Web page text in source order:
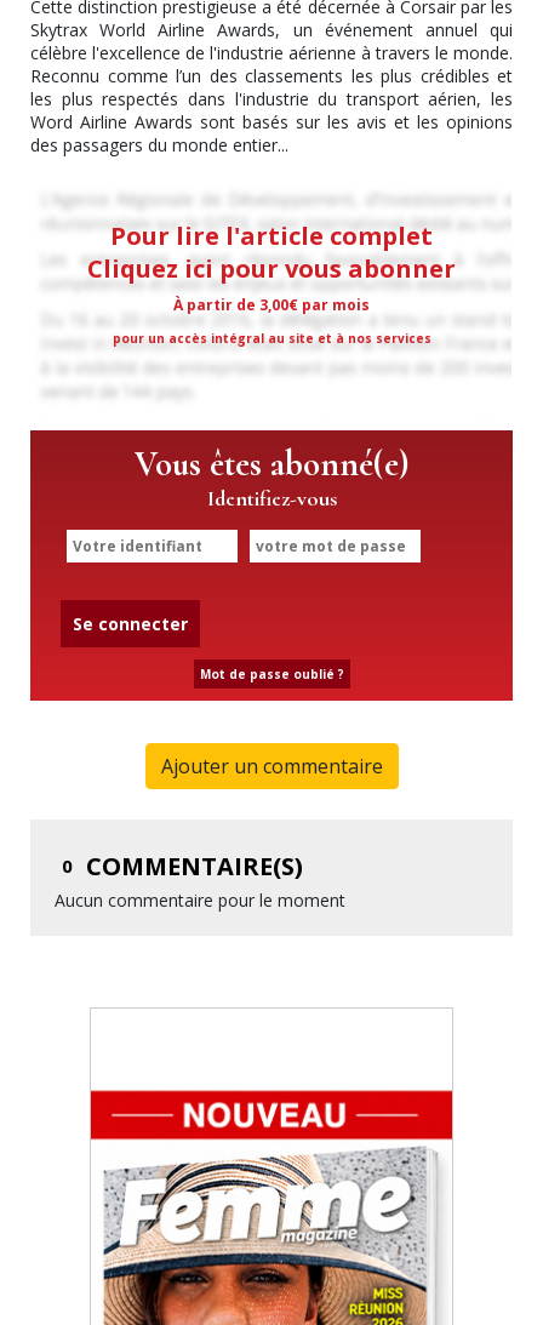
Cette distinction prestigieuse a été décernée à Corsair par les
Skytrax World Airline Awards, un événement annuel qui
célèbre l'excellence de l'industrie aérienne à travers le monde.
Reconnu comme l’un des classements les plus crédibles et
les plus respectés dans l'industrie du transport aérien, les
Word Airline Awards sont basés sur les avis et les opinions
des passagers du monde entier...
Pour lire l'article complet
Cliquez ici pour vous abonner
À partir de 3,00€ par mois
pour un accès intégral au site et à nos services
Vous êtes abonné(e)
Identifiez-vous
Se connecter
Mot de passe oublié ?
Ajouter un commentaire
0 COMMENTAIRE(S)
Aucun commentaire pour le moment